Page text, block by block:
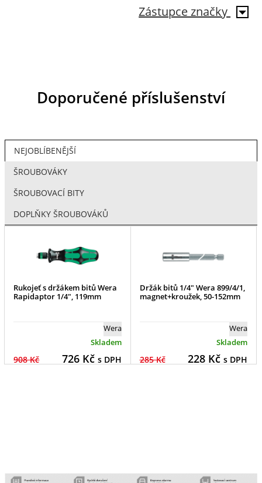
Zástupce značky
Doporučené příslušenství
NEJOBLÍBENĚJŠÍ
ŠROUBOVÁKY
ŠROUBOVACÍ BITY
DOPLŇKY ŠROUBOVÁKŮ
Rukojeť s držákem bitů Wera
Rapidaptor 1/4", 119mm
Wera
Skladem
908 Kč 726Kč s DPH
Držák bitů 1/4" Wera 899/4/1,
magnet+kroužek, 50-152mm
Wera
Skladem
285 Kč 228Kč s DPH